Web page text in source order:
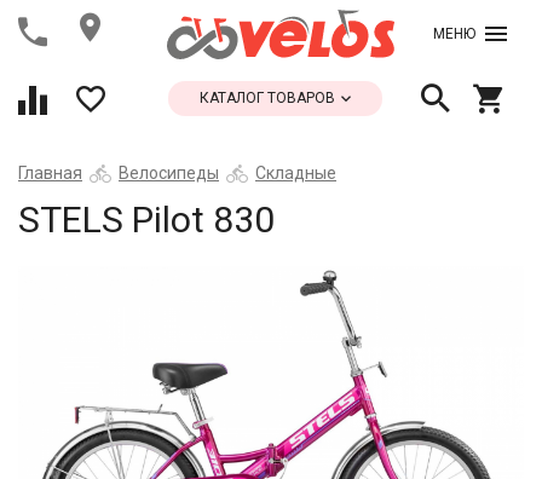
МЕНЮ
КАТАЛОГ ТОВАРОВ
Главная Велосипеды Складные
STELS Pilot 830